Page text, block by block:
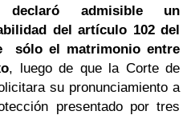
declaró admisible un
del artículo 102 del
sólo el matrimonio entre
, luego de que la Corte de
su pronunciamiento a
presentado por tres